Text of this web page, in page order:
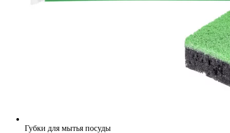
Губки для мытья посуды